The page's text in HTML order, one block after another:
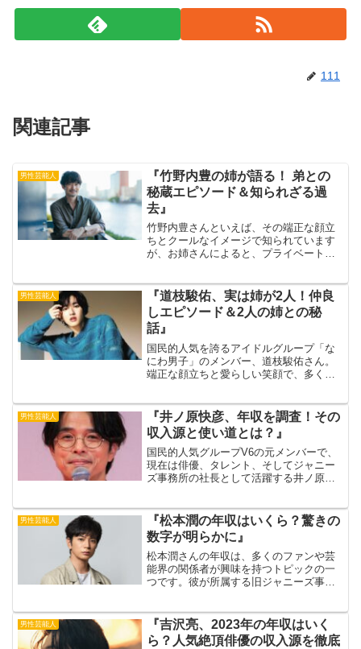
111
関連記事
男性芸能人
『竹野内豊の姉が語る！ 弟との
秘蔵エピソード＆知られざる過
去』
竹野内豊さんといえば、その端正な顔立
ちとクールなイメージで知られています
が、お姉さんによると、プライベートで
野内豊さんのお姉さんが語った情報を元
にお姉さんとのエピ...
男性芸能人
『道枝駿佑、実は姉が2人！仲良
しエピソード＆2人の姉との秘
話』
国民的人気を誇るアイドルグループ「な
にわ男子」のメンバー、道枝駿佑さん。
端正な顔立ちと愛らしい笑顔で、多くの
お姉様です。今回は、道枝駿佑さんと2人
のお姉様の仲良しエピ...
男性芸能人
『井ノ原快彦、年収を調査！その
収入源と使い道とは？』
国民的人気グループV6の元メンバーで、
現在は俳優、タレント、そしてジャニー
ズ事務所の社長として活躍する井ノ原快
のでしょうか？本記事では、井ノ原快彦
さんの年収を調査！出典...
男性芸能人
『松本潤の年収はいくら？驚きの
数字が明らかに』
松本潤さんの年収は、多くのファンや芸
能界の関係者が興味を持つトピックの一
つです。彼が所属する旧ジャニーズ事務
があります。出典元：中日新聞Web松本
潤さんは、嵐としてのグ...
男性芸能人
『吉沢亮、2023年の年収はいく
ら？人気絶頂俳優の収入源を徹底